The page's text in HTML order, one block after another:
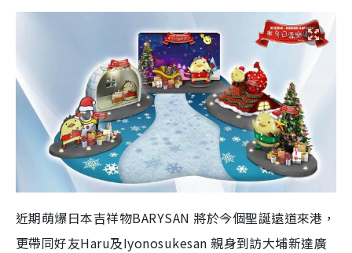
近期萌爆日本吉祥物BARYSAN 將於今個聖誕遠道來港，
更帶同好友Haru及Iyonosukesan 親身到訪大埔新達廣